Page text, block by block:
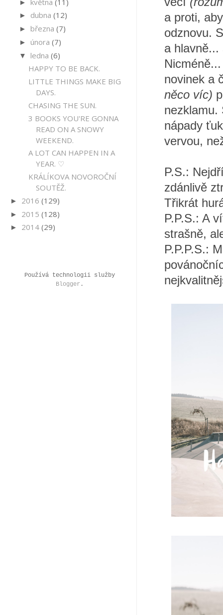
a proti,
odznovu.
a
novinek a
něco víc)
nezklamu.
nápady
vervou,
P.S.:
zdánlivě
Třikrát
P.P.S.: A
strašně,
P.P.P.S.:
►
► dubna (12)
► března (7)
► února (7)
▼ ledna (6)
HAPPY TO BE BACK.
LITTLE THINGS MAKE BIG
DAYS.
CHASING THE SUN.
3 BOOKS YOU'RE GONNA
READ ON A SNOWY
WEEKEND.
A LOT CAN HAPPEN IN A
YEAR. ♡
KRÁLÍKOVA NOVOROČNÍ
SOUTĚŽ.
► 2016 (129)
► 2015 (128)
► 2014 (29)
Používá technologii služby
Blogger .